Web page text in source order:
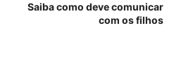
Saiba como deve comunicar
com os filhos